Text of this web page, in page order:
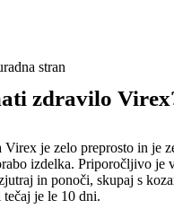
stran
zdravilo
Virex je zelo preprosto in je
izdelka. Priporočljivo je
in ponoči, skupaj s
je le 10 dni.